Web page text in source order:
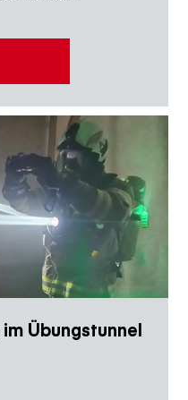
Übungstunnel